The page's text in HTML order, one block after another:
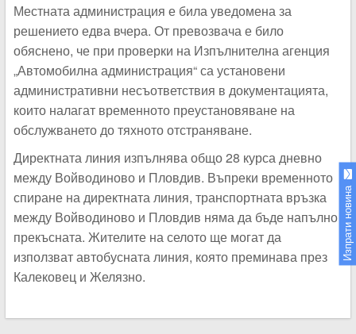
Местната администрация е била уведомена за
решението едва вчера. От превозвача е било
обяснено, че при проверки на Изпълнителна агенция
„Автомобилна администрация“ са установени
административни несъответствия в документацията,
които налагат временното преустановяване на
обслужването до тяхното отстраняване.
Директната линия изпълнява общо 28 курса дневно
между Войводиново и Пловдив. Въпреки временното
спиране на директната линия, транспортната връзка
между Войводиново и Пловдив няма да бъде напълно
прекъсната. Жителите на селото ще могат да
използват автобусната линия, която преминава през
Калековец и Желязно.
Изпрати новина